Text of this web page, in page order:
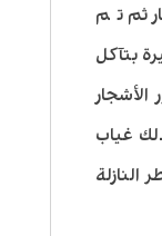
ثم تم
بتآكل
الأشجار
غياب